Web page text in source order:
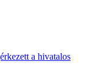
a hivatalos